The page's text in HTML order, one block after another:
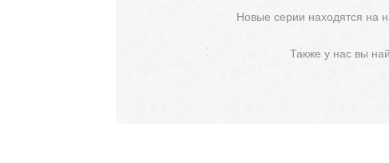
Новые серии находятся на
Также у нас вы